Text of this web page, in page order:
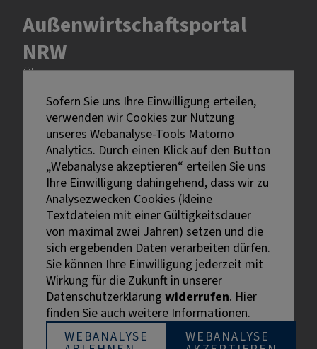
Außenwirtschaftsportal
NRW
Über uns
Rechtliches
Impressum
Datenschutz
Erklärung zur Barrierefreiheit
Externe Links sind mit dem Symbol
gekennzeichnet.
Bei personenbezogenen Bezeichnungen wurde aus
Gründen der besseren Lesbarkeit die männliche
Bezeichnung gewählt. Gemeint sind stets alle
Sofern Sie uns Ihre Einwilligung erteilen,
verwenden wir Cookies zur Nutzung
unseres Webanalyse-Tools Matomo
Analytics. Durch einen Klick auf den Button
„Webanalyse akzeptieren“ erteilen Sie uns
Ihre Einwilligung dahingehend, dass wir zu
Analysezwecken Cookies (kleine
Textdateien mit einer Gültigkeitsdauer
von maximal zwei Jahren) setzen und die
sich ergebenden Daten verarbeiten dürfen.
Sie können Ihre Einwilligung jederzeit mit
Wirkung für die Zukunft in unserer
Datenschutzerklärung widerrufen. Hier
finden Sie auch weitere Informationen.
WEBANALYSE
WEBANALYSE